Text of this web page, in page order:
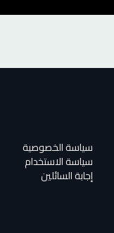
سياسة الخصوصية
سياسة الاستخدام
إجابة السائلين